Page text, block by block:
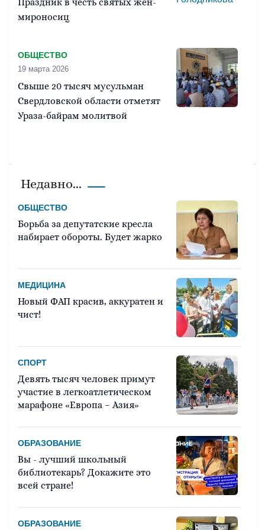
Праздник в честь святых жен-
мироносиц
ОБЩЕСТВО
19 марта 2026
Свыше 20 тысяч мусульман
Свердловской области отметят
Ураза-байрам молитвой
Недавно...
ОБЩЕСТВО
Борьба за депутатские кресла
набирает обороты. Будет жарко
МЕДИЦИНА
Новый ФАП красив, аккуратен и
чист!
СПОРТ
Девять тысяч человек примут
участие в легкоатлетическом
марафоне «Европа – Азия»
ОБРАЗОВАНИЕ
Вы - лучший школьный
библиотекарь? Докажите это
всей стране!
ОБРАЗОВАНИЕ